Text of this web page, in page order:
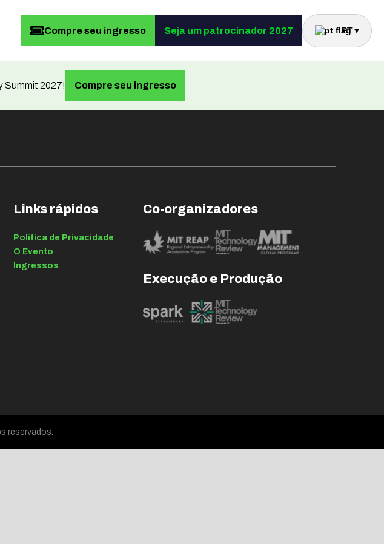
Compre seu ingresso Seja um patrocinador 2027 PT▼
Summit 2027! Compre seu ingresso
Links rápidos
Política de Privacidade
O Evento
Ingressos
Co-organizadores
Execução e Produção
reservados.